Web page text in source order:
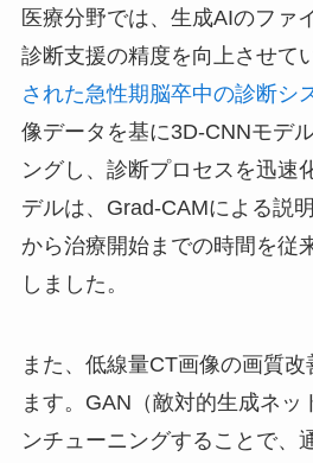
医療分野では、生成AIのファ
診断支援の精度を向上させて
された急性期脳卒中の診断シ
像データを基に3D-CNNモデ
ングし、診断プロセスを迅速
デルは、Grad-CAMによる説
から治療開始までの時間を従
しました。
また、低線量CT画像の画質
ます。GAN（敵対的生成ネッ
ンチューニングすることで、